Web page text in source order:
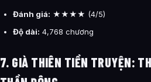
Đánh giá: ★★★★ (4/5)
Độ dài: 4,768 chương
7. GIÀ THIÊN TIỀN TRUYỆN: